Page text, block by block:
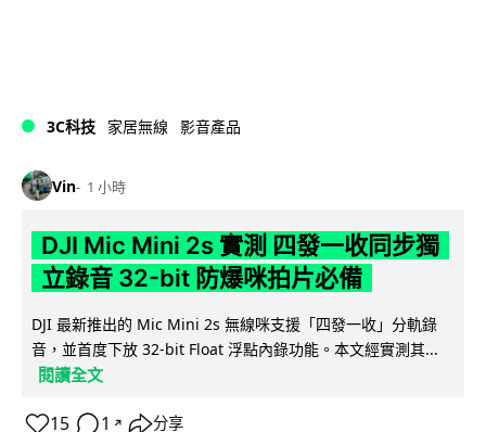
3C科技 家居無線 影音產品
Vin 1 小時
DJI Mic Mini 2s 實測 四發一收同步獨
立錄音 32-bit 防爆咪拍片必備
DJI 最新推出的 Mic Mini 2s 無線咪支援「四發一收」分軌錄
音，並首度下放 32-bit Float 浮點內錄功能。本文經實測其...
閱讀全文
15 1 ↗ 分享